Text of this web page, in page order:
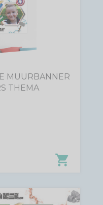
shopping_cart
MUURBANNER
THEMA